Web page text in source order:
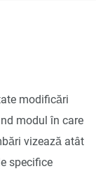
modificări
modul în care
vizează atât
specifice